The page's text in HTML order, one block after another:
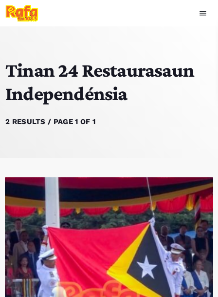
menu
play_arrow OUVIR RAFA
HOME
PODCAST SIRA
PROGRAMA SIRA
VÍDEO SIRA
EVENTU SIRA
Tinan 24 Restaurasaun
Independénsia
2 RESULTS / PAGE 1 OF 1